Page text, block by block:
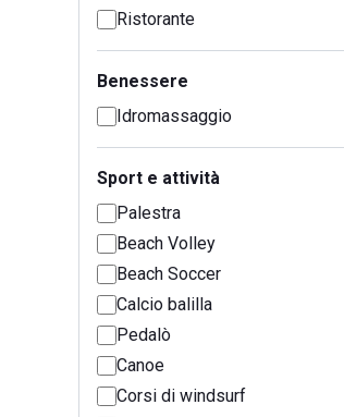
Ristorante
Benessere
Idromassaggio
Sport e attività
Palestra
Beach Volley
Beach Soccer
Calcio balilla
Pedalò
Canoe
Corsi di windsurf